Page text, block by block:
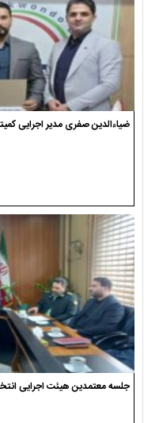
ضیاءالدین صفری مدیر اجرایی
جلسه معتمدین هیئت اجرایی